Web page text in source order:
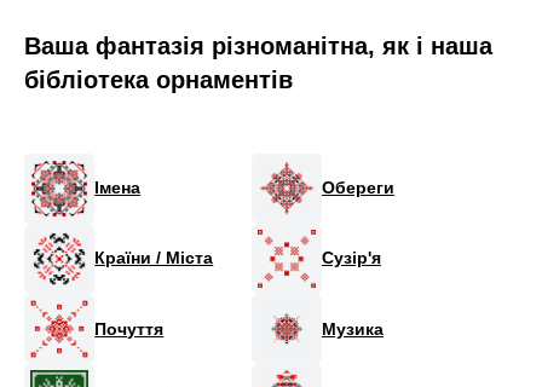
Ваша фантазія різноманітна, як і наша
бібліотека орнаментів
Імена Обереги
Країни / Міста Сузiр'я
Почуття Музика